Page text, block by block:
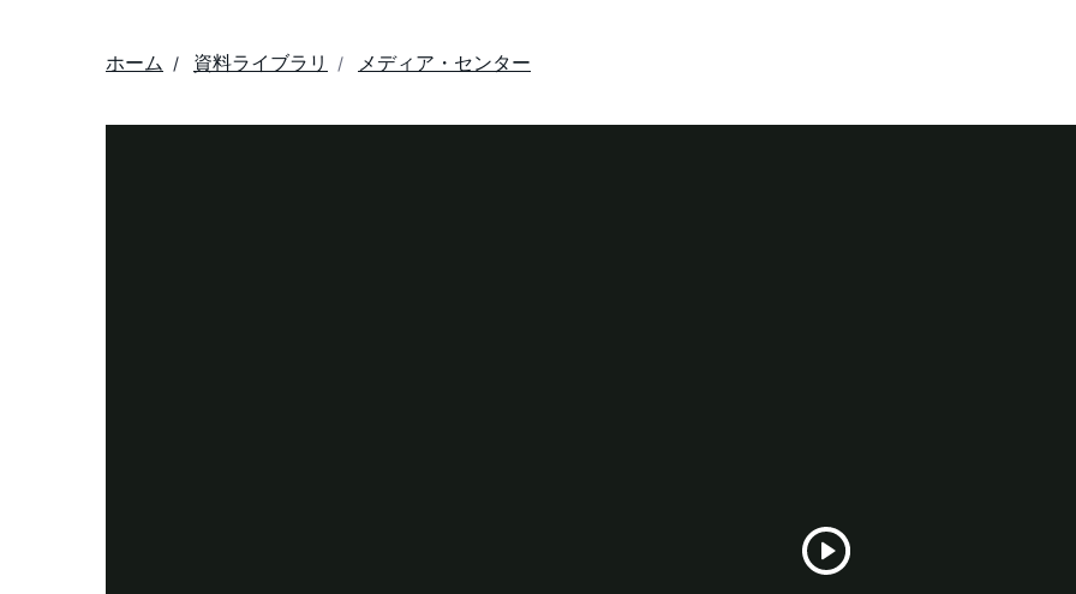
ホーム 資料ライブラリ メディア・センター